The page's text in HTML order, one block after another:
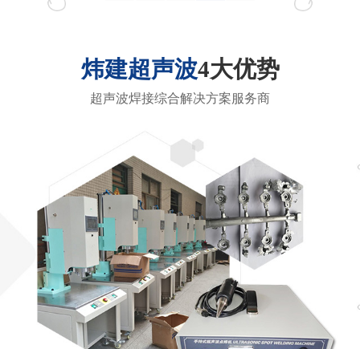
炜建超声波4大优势
超声波焊接综合解决方案服务商